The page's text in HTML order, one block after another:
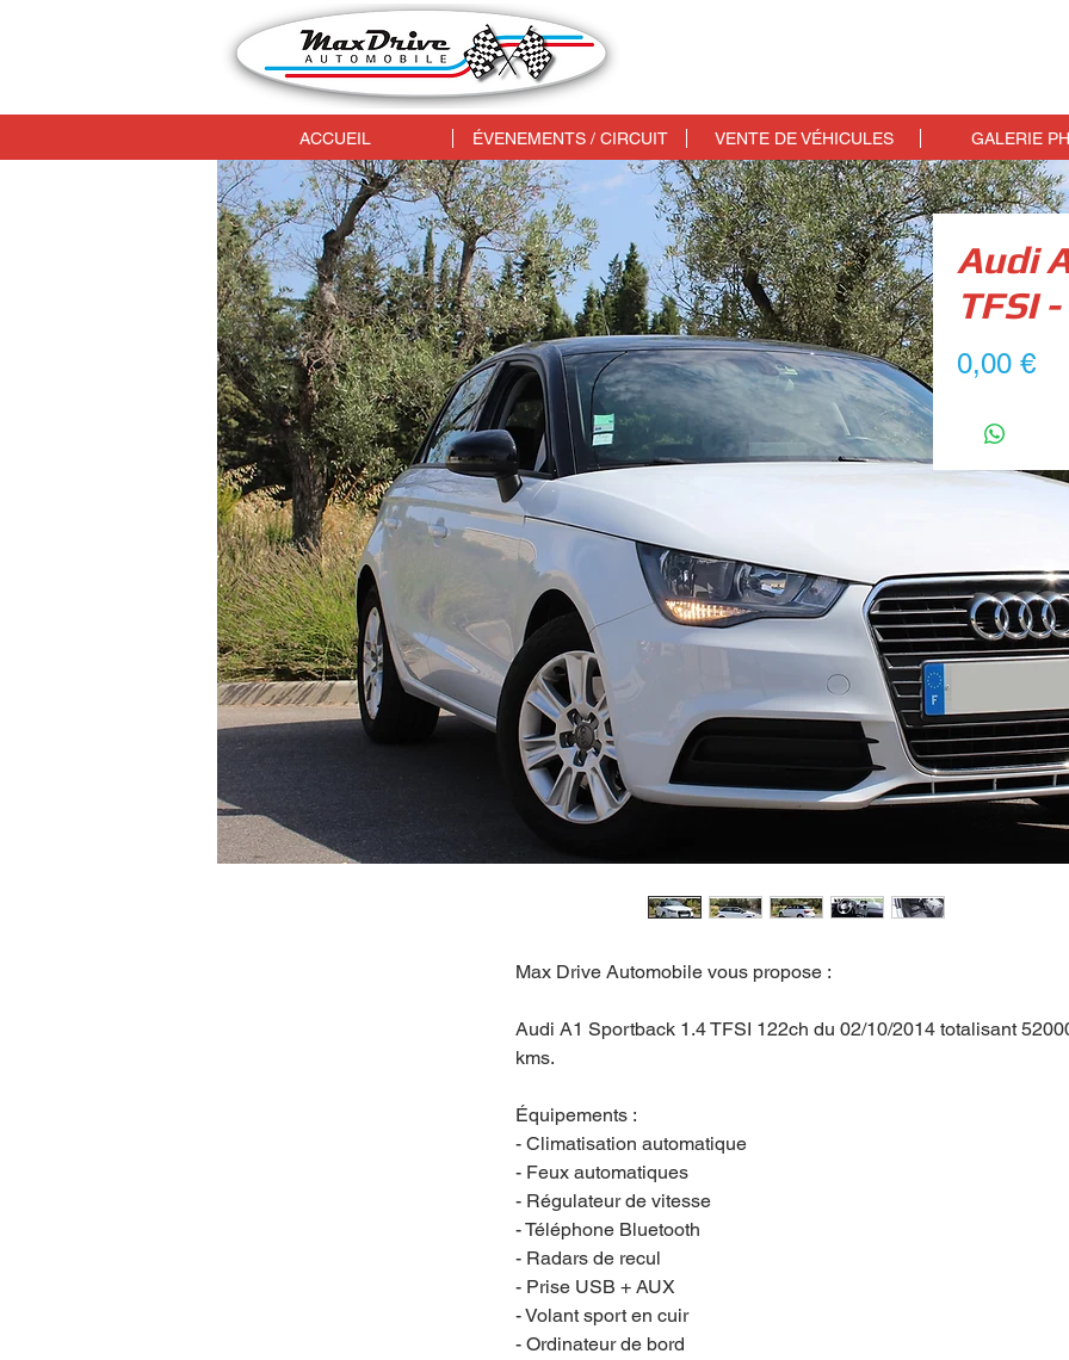
ACCUEIL ÉVENEMENTS / CIRCUIT VENTE DE VÉHICULES GALERIE
Audi
TFSI
0,00 €
Max Drive Automobile vous propose :
Audi A1 Sportback 1.4 TFSI 122ch du 02/10/2014 totalisant
kms.
Équipements :
- Climatisation automatique
- Feux automatiques
- Régulateur de vitesse
- Téléphone Bluetooth
- Radars de recul
- Prise USB + AUX
- Volant sport en cuir
- Ordinateur de bord